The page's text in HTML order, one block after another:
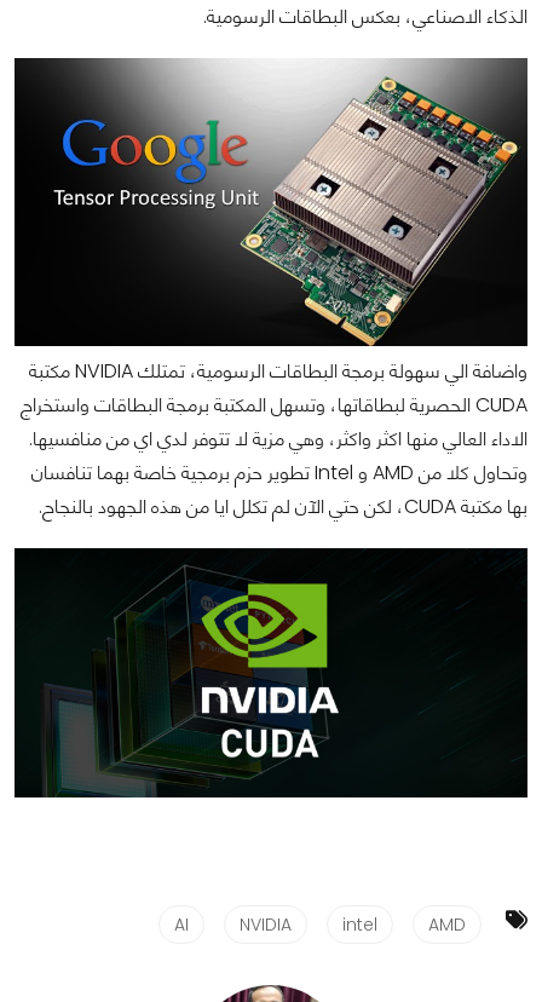
الذكاء الاصناعي، بعكس البطاقات الرسومية.
واضافة الي سهولة برمجة البطاقات الرسومية، تمتلك NVIDIA مكتبة
CUDA الحصرية لبطاقاتها، وتسهل المكتبة برمجة البطاقات واستخراج
الاداء العالي منها اكثر واكثر، وهي مزية لا تتوفر لدي اي من منافسيها.
وتحاول كلا من AMD و Intel تطوير حزم برمجية خاصة بهما تنافسان
بها مكتبة CUDA، لكن حتي الآن لم تكلل ايا من هذه الجهود بالنجاح.
AMD
intel
NVIDIA
AI